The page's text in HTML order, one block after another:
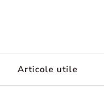
Articole utile